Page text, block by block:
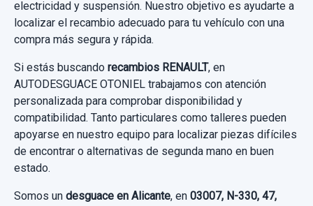
electricidad y suspensión. Nuestro objetivo es ayudarte a
localizar el recambio adecuado para tu vehículo con una
compra más segura y rápida.
Si estás buscando recambios RENAULT, en
AUTODESGUACE OTONIEL trabajamos con atención
personalizada para comprobar disponibilidad y
compatibilidad. Tanto particulares como talleres pueden
apoyarse en nuestro equipo para localizar piezas difíciles
de encontrar o alternativas de segunda mano en buen
estado.
Somos un desguace en Alicante, en 03007, N-330, 47,